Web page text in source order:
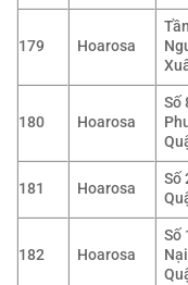
179 Hoarosa
180 Hoarosa
Số
181 Hoarosa
Số
182 Hoarosa
Số